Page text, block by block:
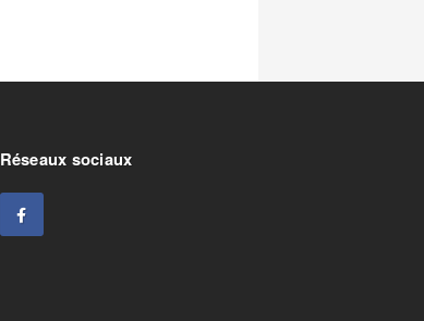
Réseaux sociaux